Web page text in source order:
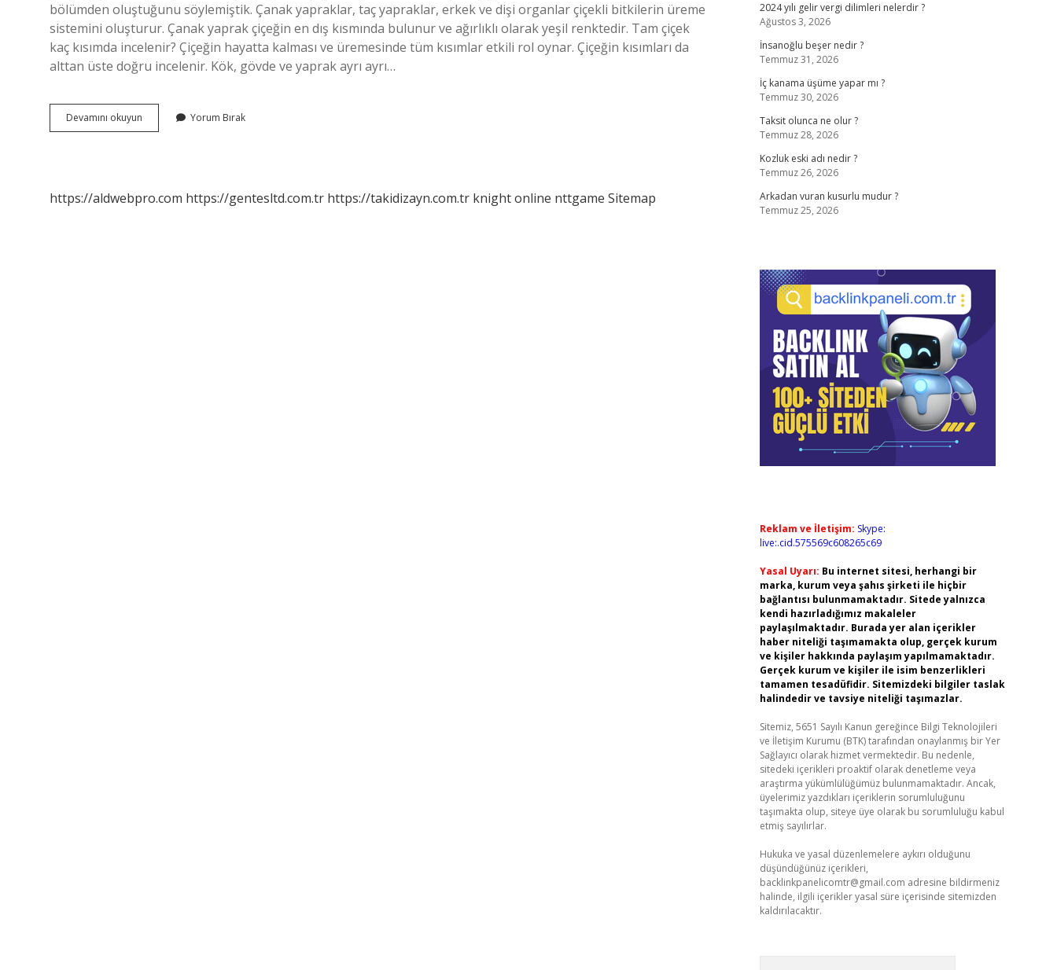
bölümden oluştuğunu söylemiştik. Çanak yapraklar, taç yapraklar, erkek ve dişi organlar çiçekli bitkilerin üreme
sistemini oluşturur. Çanak yaprak çiçeğin en dış kısmında bulunur ve ağırlıklı olarak yeşil renktedir. Tam çiçek
kaç kısımda incelenir? Çiçeğin hayatta kalması ve üremesinde tüm kısımlar etkili rol oynar. Çiçeğin kısımları da
alttan üste doğru incelenir. Kök, gövde ve yaprak ayrı ayrı…
Devamını okuyun
Kaç
Yorum Bırak
https://aldwebpro.com https://gentesltd.com.tr https://takidizayn.com.tr knight online nttgame Sitemap
2024 yılı gelir vergi dilimleri nelerdir ?
Ağustos 3, 2026
İnsanoğlu beşer nedir ?
Temmuz 31, 2026
İç kanama üşüme yapar mı ?
Temmuz 30, 2026
Taksit olunca ne olur ?
Temmuz 28, 2026
Kozluk eski adı nedir ?
Temmuz 26, 2026
Arkadan vuran kusurlu mudur ?
Temmuz 25, 2026
Reklam ve İletişim: Skype:
live:.cid.575569c608265c69
Yasal Uyarı: Bu internet sitesi, herhangi bir
marka, kurum veya şahıs şirketi ile hiçbir
bağlantısı bulunmamaktadır. Sitede yalnızca
kendi hazırladığımız makaleler
paylaşılmaktadır. Burada yer alan içerikler
haber niteliği taşımamakta olup, gerçek kurum
ve kişiler hakkında paylaşım yapılmamaktadır.
Gerçek kurum ve kişiler ile isim benzerlikleri
tamamen tesadüfidir. Sitemizdeki bilgiler taslak
halindedir ve tavsiye niteliği taşımazlar.
Sitemiz, 5651 Sayılı Kanun gereğince Bilgi Teknolojileri
ve İletişim Kurumu (BTK) tarafından onaylanmış bir Yer
Sağlayıcı olarak hizmet vermektedir. Bu nedenle,
sitedeki içerikleri proaktif olarak denetleme veya
araştırma yükümlülüğümüz bulunmamaktadır. Ancak,
üyelerimiz yazdıkları içeriklerin sorumluluğunu
taşımakta olup, siteye üye olarak bu sorumluluğu kabul
etmiş sayılırlar.
Hukuka ve yasal düzenlemelere aykırı olduğunu
düşündüğünüz içerikleri,
backlinkpanelicomtr@gmail.com adresine bildirmeniz
halinde, ilgili içerikler yasal süre içerisinde sitemizden
kaldırılacaktır.